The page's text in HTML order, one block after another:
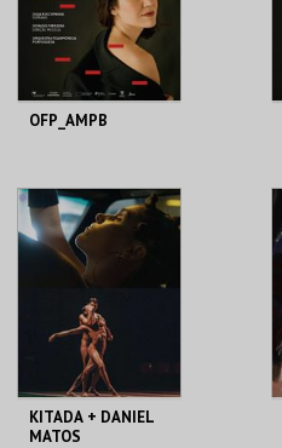
COMPRAR
OFP_AMPB
AQUISIÇÃO
MAIS INFO
COMPRAR
KITADA + DANIEL
MATOS